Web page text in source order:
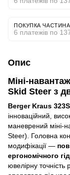
ПОКУПКА
6 платежів по
Опис
Міні-
Skid Steer з
Berger Kraus
інноваційний,
маневрений міні-
Steer). Головна
модифікації —
ергономічного
ювелірну точність